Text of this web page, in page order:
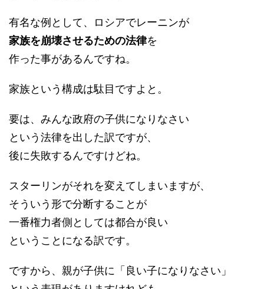
有名な例として、ロシアでレーニンが
家族を崩壊させるための法律を
作った事があるんですね。
家族という構成は駄目ですよと。
要は、みんな政府の子供になりなさい
という法律を出した訳ですが、
後に失敗するんですけどね。
スターリンがそれを変えてしまいますが、
そういう形で分断することが
一番権力者側としては都合が良い
ということになる訳です。
ですから、親が子供に「良い子になりなさい」